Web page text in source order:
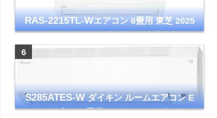
RAS-2215TL-Wエアコン 6畳用 東芝 2025
年モデル TLシリーズ ホワイト 壁掛け クーラ
ー コンパクト 清潔
S285ATES-Wダイキン ルームエアコン E
シリーズ 主に10畳用 ホワイト 2025年モデル